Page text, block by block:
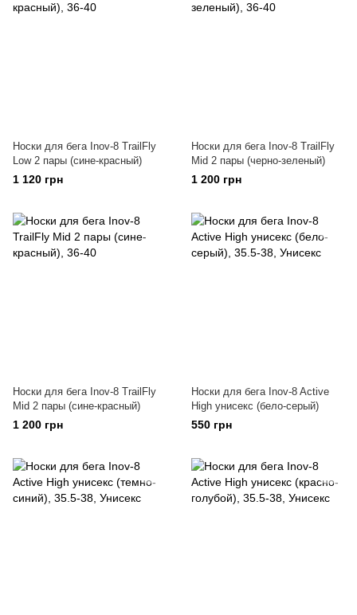
Носки для бега Inov-8 TrailFly
Low 2 пары (сине-красный)
1 120 грн
Носки для бега Inov-8 TrailFly
Mid 2 пары (черно-зеленый)
1 200 грн
Носки для бега Inov-8 TrailFly
Mid 2 пары (сине-красный)
1 200 грн
Носки для бега Inov-8 Active
High унисекс (бело-серый)
550 грн